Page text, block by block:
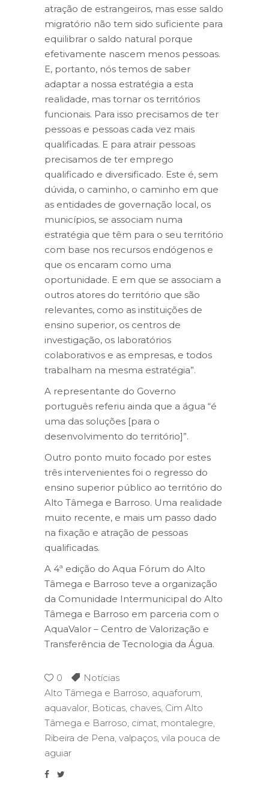
atração de estrangeiros, mas esse saldo
migratório não tem sido suficiente para
equilibrar o saldo natural porque
efetivamente nascem menos pessoas.
E, portanto, nós temos de saber
adaptar a nossa estratégia a esta
realidade, mas tornar os territórios
funcionais. Para isso precisamos de ter
pessoas e pessoas cada vez mais
qualificadas. E para atrair pessoas
precisamos de ter emprego
qualificado e diversificado. Este é, sem
dúvida, o caminho, o caminho em que
as entidades de governação local, os
municípios, se associam numa
estratégia que têm para o seu território
com base nos recursos endógenos e
que os encaram como uma
oportunidade. E em que se associam a
outros atores do território que são
relevantes, como as instituições de
ensino superior, os centros de
investigação, os laboratórios
colaborativos e as empresas, e todos
trabalham na mesma estratégia”.
A representante do Governo
português referiu ainda que a água “é
uma das soluções [para o
desenvolvimento do território]”.
Outro ponto muito focado por estes
três intervenientes foi o regresso do
ensino superior público ao território do
Alto Tâmega e Barroso. Uma realidade
muito recente, e mais um passo dado
na fixação e atração de pessoas
qualificadas.
A 4ª edição do Aqua Fórum do Alto
Tâmega e Barroso teve a organização
da Comunidade Intermunicipal do Alto
Tâmega e Barroso em parceria com o
AquaValor – Centro de Valorização e
Transferência de Tecnologia da Água.
0
Notícias
Alto Tâmega e Barroso, aquaforum,
aquavalor, Boticas, chaves, Cim Alto
Tâmega e Barroso, cimat, montalegre,
Ribeira de Pena, valpaços, vila pouca de
aguiar